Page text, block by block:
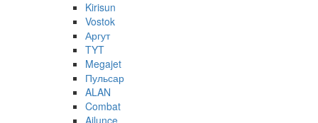
Kirisun
Vostok
Аргут
TYT
Megajet
Пульсар
ALAN
Combat
Ailunce